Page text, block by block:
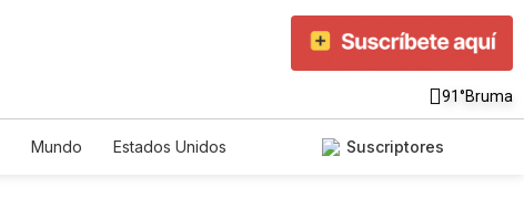
91°Bruma
Mundo
Estados Unidos
Suscriptores